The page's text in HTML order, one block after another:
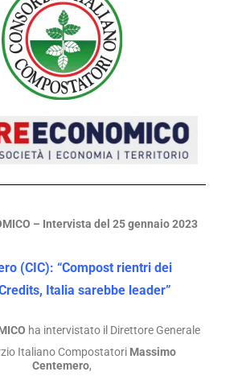
– Intervista del 25 gennaio 2023
(CIC): “Compost rientri dei
Italia sarebbe leader”
ha intervistato il Direttore Generale
Italiano Compostatori Massimo
Centemero,